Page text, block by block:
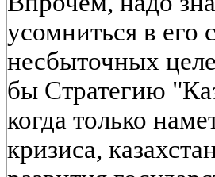
усомниться в его
несбыточных
бы Стратегию
когда только
кризиса,